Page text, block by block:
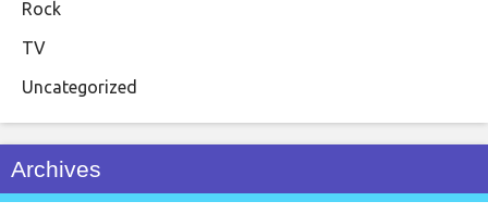
Rock
TV
Uncategorized
Archives